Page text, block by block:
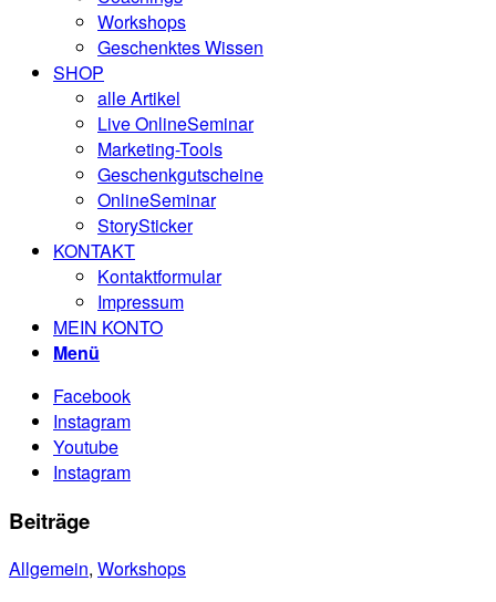
Workshops
Geschenktes Wissen
SHOP
alle Artikel
Live OnlineSeminar
Marketing-Tools
Geschenkgutscheine
OnlineSeminar
StorySticker
KONTAKT
Kontaktformular
Impressum
MEIN KONTO
Menü
Facebook
Instagram
Youtube
Instagram
Beiträge
Allgemein, Workshops